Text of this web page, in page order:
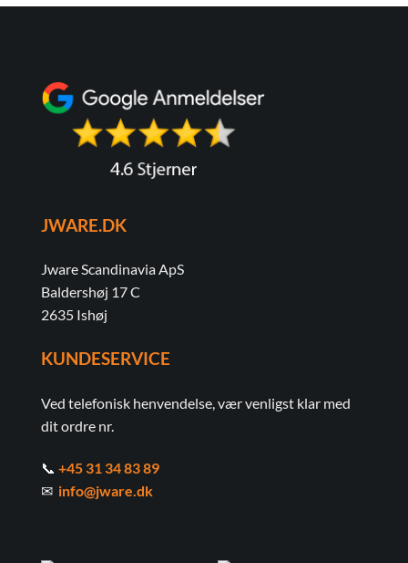
JWARE.DK
Jware Scandinavia ApS
Baldershøj 17 C
2635 Ishøj
KUNDESERVICE
Ved telefonisk henvendelse, vær venligst klar med
dit ordre nr.
📞 +45 31 34 83 89
✉ info@jware.dk